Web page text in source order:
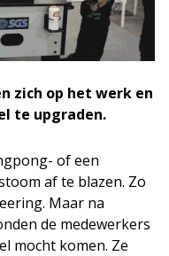
zich op het werk en
te upgraden.
of een
af te blazen. Zo
Maar na
de medewerkers
mocht komen. Ze